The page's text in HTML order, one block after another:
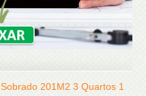
Sobrado 201M2 3 Quartos 1